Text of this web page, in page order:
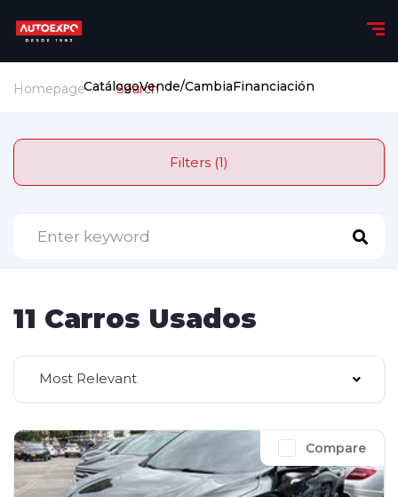
CatálogoVende/CambiaFinanciación
Homepage Search
Filters (1)
11 Carros Usados
Most Relevant
Compare